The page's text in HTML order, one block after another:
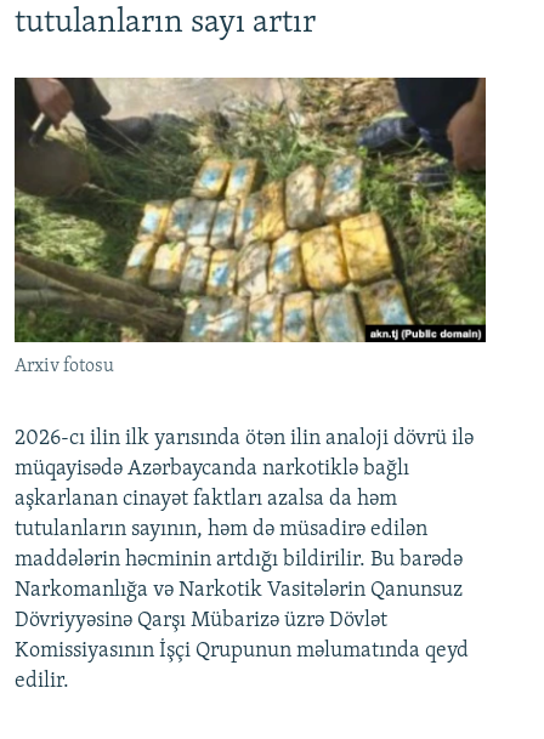
tutulanların sayı artır
Arxiv fotosu
2026-cı ilin ilk yarısında ötən ilin analoji dövrü ilə
müqayisədə Azərbaycanda narkotiklə bağlı
aşkarlanan cinayət faktları azalsa da həm
tutulanların sayının, həm də müsadirə edilən
maddələrin həcminin artdığı bildirilir. Bu barədə
Narkomanlığa və Narkotik Vasitələrin Qanunsuz
Dövriyyəsinə Qarşı Mübarizə üzrə Dövlət
Komissiyasının İşçi Qrupunun məlumatında qeyd
edilir.